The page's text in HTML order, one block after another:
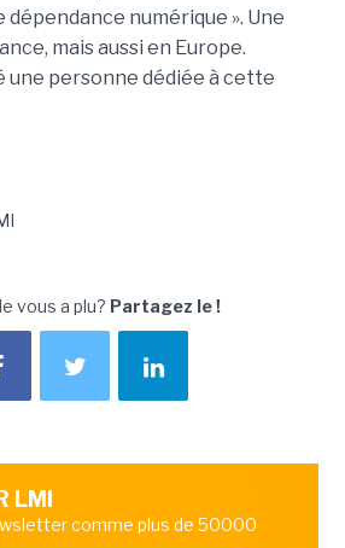
numérique ». Une
mais aussi en Europe.
une personne dédiée à cette
vous a plu? Partagez le !
LMI
comme plus de 50000